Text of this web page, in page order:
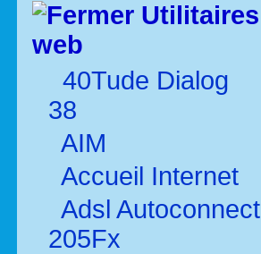
Utilitaires
web
40Tude Dialog
38
AIM
Accueil Internet
Adsl Autoconnect
205Fx